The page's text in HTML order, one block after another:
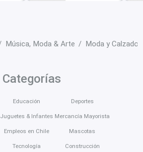
Música, Moda & Arte Moda y Calzado
Categorías
Educación
Juguetes & Infantes
Empleos en Chile
Tecnología
Deportes
Mercancía Mayorista
Mascotas
Construcción